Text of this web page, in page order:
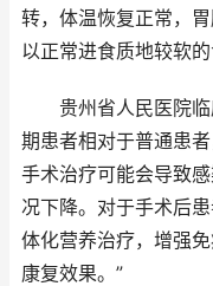
转，体温恢复正常，
以正常进食质地较软的
贵州省人民医院临
期患者相对于普通患
手术治疗可能会导致
况下降。对于手术后
体化营养治疗，增强
康复效果。”